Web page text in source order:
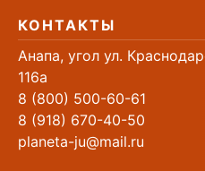
КОНТАКТЫ
Анапа, угол ул.
116а
8 (800) 500-60-61
8 (918) 670-40-50
planeta-ju@mail.ru